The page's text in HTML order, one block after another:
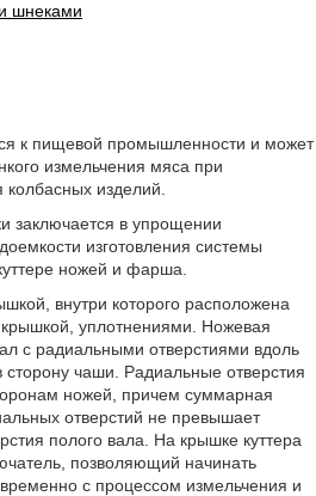
шнеками
к пищевой промышленности и может
измельчения мяса при
изделий.
заключается в упрощении
изготовления системы
ножей и фарша.
внутри которого расположена
уплотнениями. Ножевая
с радиальными отверстиями вдоль
чаши. Радиальные отверстия
ножей, причем суммарная
отверстий не превышает
полого вала. На крышке куттера
позволяющий начинать
с процессом измельчения и